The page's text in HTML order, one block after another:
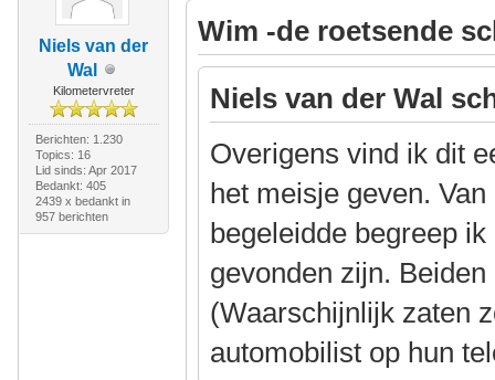
Niels van der
Wal
Kilometervreter
Berichten: 1.230
Topics: 16
Lid sinds: Apr 2017
Bedankt: 405
2439 x bedankt in
957 berichten
Wim -de roetsende
Niels van der Wal
Overigens vind ik dit
het meisje geven.
begeleidde begreep
gevonden zijn.
(Waarschijnlijk zaten
automobilist op hun